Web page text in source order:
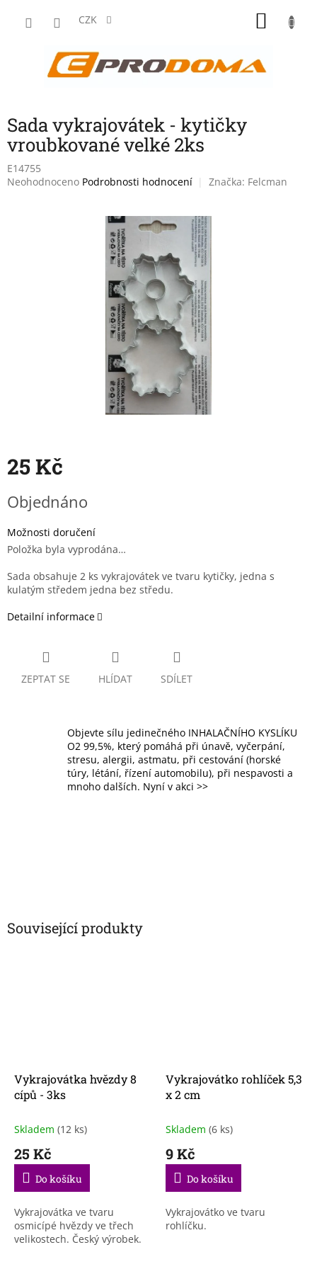
CZK
Sada vykrajovátek - kytičky
vroubkované velké 2ks
E14755
Průměrné
Neohodnoceno Podrobnosti hodnocení Značka: Felcman
25 Kč
cena:
Objednáno
Možnosti doručení
Položka byla vyprodána…
Sada obsahuje 2 ks vykrajovátek ve tvaru kytičky, jedna s
kulatým středem jedna bez středu.
Detailní informace
ZEPTAT SE HLÍDAT SDÍLET
Objevte sílu jedinečného INHALAČNÍHO KYSLÍKU
O2 99,5%, který pomáhá při únavě, vyčerpání,
stresu, alergii, astmatu, při cestování (horské
túry, létání, řízení automobilu), při nespavosti a
mnoho dalších. Nyní v akci >>
Související produkty
Vykrajovátka hvězdy 8
cípů - 3ks
Skladem (12 ks)
25 Kč
Do košíku
Vykrajovátka ve tvaru
osmicípé hvězdy ve třech
velikostech. Český výrobek.
Vykrajovátko rohlíček 5,3
x 2 cm
Skladem (6 ks)
9 Kč
Do košíku
Vykrajovátko ve tvaru
rohlíčku.